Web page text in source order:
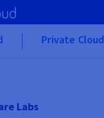
Private Cloud
Labs